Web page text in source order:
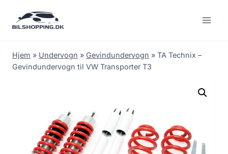
Hjem » Undervogn » Gevindundervogn » TA Technix –
Gevindundervogn til VW Transporter T3